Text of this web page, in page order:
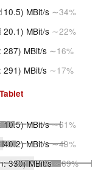
10.5) MBit/s ∼34%
20.1) MBit/s ∼22%
287) MBit/s ∼16%
291) MBit/s ∼17%
Tablet
10.5)MBit/s∼61%
40.2)MBit/s∼49%
330)MBit/s∼69%